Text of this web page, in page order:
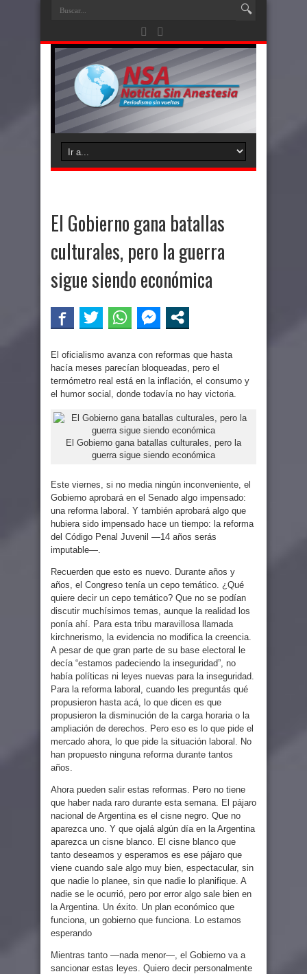
El Gobierno gana batallas
culturales, pero la guerra
sigue siendo económica
El oficialismo avanza con reformas que hasta
hacía meses parecían bloqueadas, pero el
termómetro real está en la inflación, el consumo y
el humor social, donde todavía no hay victoria.
El Gobierno gana batallas culturales, pero la
guerra sigue siendo económica
Este viernes, si no media ningún inconveniente, el
Gobierno aprobará en el Senado algo impensado:
una reforma laboral. Y también aprobará algo que
hubiera sido impensado hace un tiempo: la reforma
del Código Penal Juvenil —14 años serás
imputable—.
Recuerden que esto es nuevo. Durante años y
años, el Congreso tenía un cepo temático. ¿Qué
quiere decir un cepo temático? Que no se podían
discutir muchísimos temas, aunque la realidad los
ponía ahí. Para esta tribu maravillosa llamada
kirchnerismo, la evidencia no modifica la creencia.
A pesar de que gran parte de su base electoral le
decía “estamos padeciendo la inseguridad”, no
había políticas ni leyes nuevas para la inseguridad.
Para la reforma laboral, cuando les preguntás qué
propusieron hasta acá, lo que dicen es que
propusieron la disminución de la carga horaria o la
ampliación de derechos. Pero eso es lo que pide el
mercado ahora, lo que pide la situación laboral. No
han propuesto ninguna reforma durante tantos
años.
Ahora pueden salir estas reformas. Pero no tiene
que haber nada raro durante esta semana. El pájaro
nacional de Argentina es el cisne negro. Que no
aparezca uno. Y que ojalá algún día en la Argentina
aparezca un cisne blanco. El cisne blanco que
tanto deseamos y esperamos es ese pájaro que
viene cuando sale algo muy bien, espectacular, sin
que nadie lo planee, sin que nadie lo planifique. A
nadie se le ocurrió, pero por error algo sale bien en
la Argentina. Un éxito. Un plan económico que
funciona, un gobierno que funciona. Lo estamos
esperando
Mientras tanto —nada menor—, el Gobierno va a
sancionar estas leyes. Quiero decir personalmente